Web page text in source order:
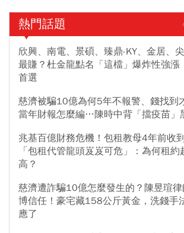
熱門話題
欣興、南電、景碩、臻鼎-KY、金居、
最賺？杜金龍點名「這檔」爆炸性強
首選
慈濟被騙10億為何5年不報警、錢找到
當年財報怎麼編…陳時中背「擋疫苗」
兆基百億財務危機！包租教母4年前收
「包租代管龍頭岌岌可危」：為何租約
高？
慈濟遭詐騙10億怎麼發生的？陳昱瑄
博信任！豪宅藏158公斤黃金，洗錢手
應了